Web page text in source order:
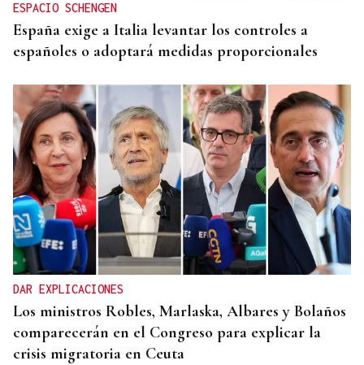
ESPACIO SCHENGEN
España exige a Italia levantar los controles a
españoles o adoptará medidas proporcionales
DAR EXPLICACIONES
Los ministros Robles, Marlaska, Albares y Bolaños
comparecerán en el Congreso para explicar la
crisis migratoria en Ceuta